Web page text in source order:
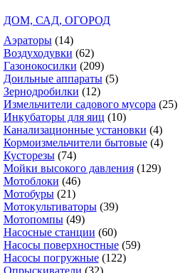
ДОМ, САД, ОГОРОД
Аэраторы (14)
Воздуходувки (62)
Газонокосилки (209)
Доильные аппараты (5)
Зернодробилки (12)
Измельчители садового мусора (25)
Инкубаторы для яиц (10)
Канализационные установки (4)
Кормоизмельчители бытовые (4)
Кусторезы (74)
Мойки высокого давления (129)
Мотоблоки (46)
Мотобуры (21)
Мотокультиваторы (39)
Мотопомпы (49)
Насосные станции (60)
Насосы поверхностные (59)
Насосы погружные (122)
Опрыскиватели (32)